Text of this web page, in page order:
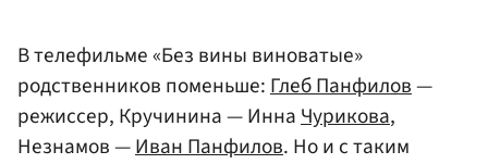
В телефильме «Без вины виноватые»
родственников поменьше:Глеб Панфилов—
режиссер, Кручинина — ИннаЧурикова,
Незнамов —Иван Панфилов. Но и с таким